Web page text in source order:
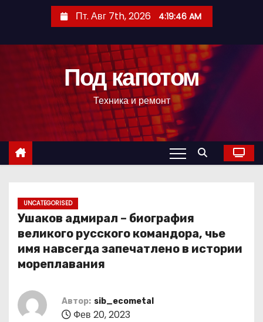
с
Пт. Авг 7th, 2026 4:19:47 AM
Под капотом
Техника и ремонт
UNCATEGORISED
Ушаков адмирал – биография
великого русского командора, чье
имя навсегда запечатлено в истории
мореплавания
Автор: sib_ecometal
Фев 20, 2023